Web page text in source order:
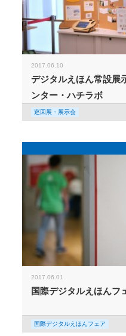
2017.06.10
デジタルえほん常設展
ンター・ハチラボ
巡回展・展示会
2017.06.01
国際デジタルえほんフ
国際デジタルえほんフェア